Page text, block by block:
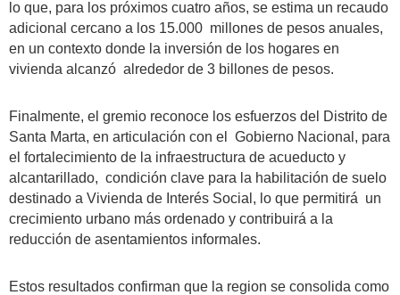
lo que, para los próximos cuatro años, se estima un recaudo
adicional cercano a los 15.000 millones de pesos anuales,
en un contexto donde la inversión de los hogares en
vivienda alcanzó alrededor de 3 billones de pesos.
Finalmente, el gremio reconoce los esfuerzos del Distrito de
Santa Marta, en articulación con el Gobierno Nacional, para
el fortalecimiento de la infraestructura de acueducto y
alcantarillado, condición clave para la habilitación de suelo
destinado a Vivienda de Interés Social, lo que permitirá un
crecimiento urbano más ordenado y contribuirá a la
reducción de asentamientos informales.
Estos resultados confirman que la region se consolida como